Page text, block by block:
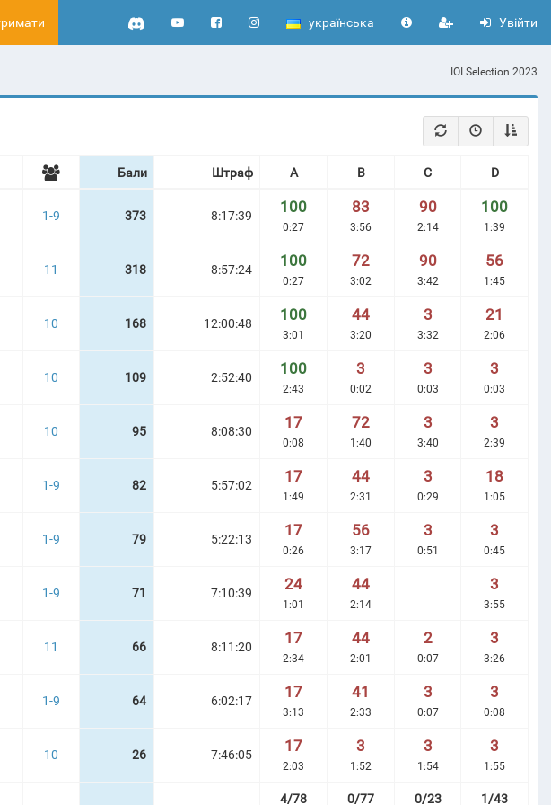
українська Увійти
IOI Selection 2023
Бали Штраф A B C D
1-9 373 8:17:39 100
0:27
83
3:56
90
2:14
100
1:39
11 318 8:57:24 100
0:27
72
3:02
90
3:42
56
1:45
10 168 12:00:48 100
3:01
44
3:20
3
3:32
21
2:06
10 109 2:52:40 100
2:43
3
0:02
3
0:03
3
0:03
10 95 8:08:30 17
0:08
72
1:40
3
3:40
3
2:39
1-9 82 5:57:02 17
1:49
44
2:31
3
0:29
18
1:05
1-9 79 5:22:13 17
0:26
56
3:17
3
0:51
3
0:45
1-9 71 7:10:39 24
1:01
44
2:14
3
3:55
11 66 8:11:20 17
2:34
44
2:01
2
0:07
3
3:26
1-9 64 6:02:17 17
3:13
41
2:33
3
0:07
3
0:08
10 26 7:46:05 17
2:03
3
1:52
3
1:54
3
1:55
4/78 0/77 0/23 1/43